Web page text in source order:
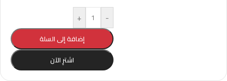
-
+
إضافة إلى السلة
اشترِ الآن